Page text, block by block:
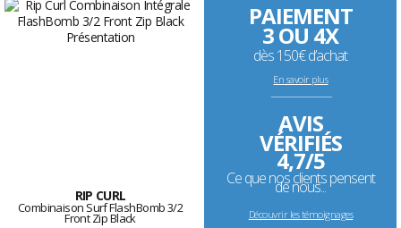
RIP CURL
Combinaison Surf FlashBomb 3/2
Front Zip Black
PAIEMENT
3 OU 4X
dès 150€ d’achat
En savoir plus
--------------------------------------------------------------------
AVIS
VÉRIFIÉS
4,7/5
Ce que nos clients pensent
de nous...
Découvrir les témoignages